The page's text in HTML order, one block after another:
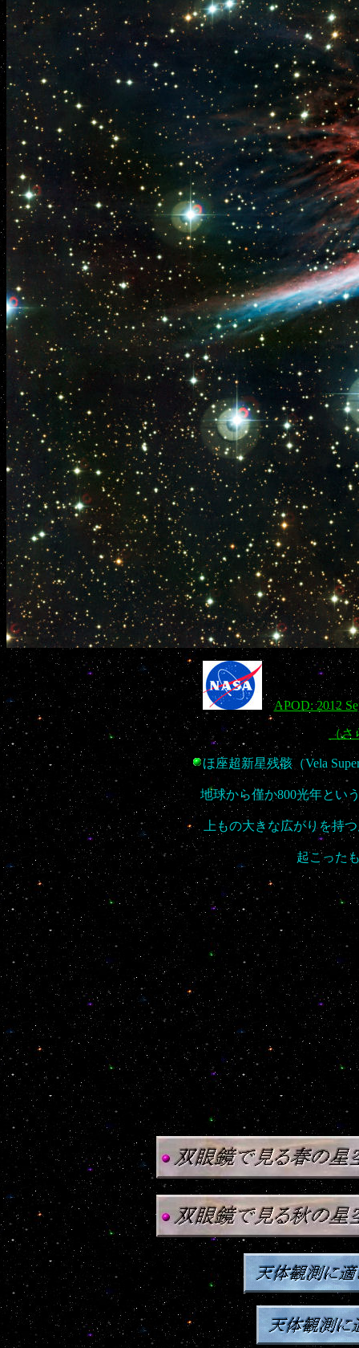
APOD: 2012
（
ほ座超新星残骸（Vela
地球から僅か800光年とい
上もの大きな広がりを持
起こった